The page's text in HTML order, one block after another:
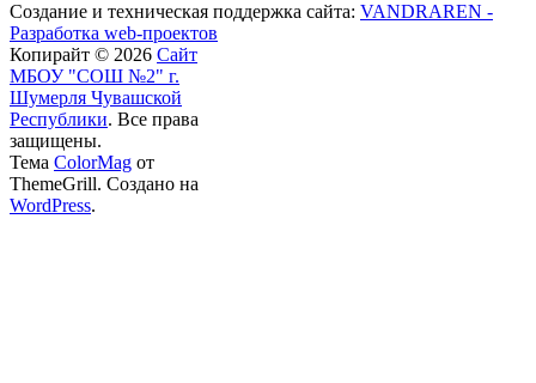
Создание и техническая поддержка сайта: VANDRAREN -
Разработка web-проектов
Копирайт © 2026 Сайт
МБОУ "СОШ №2" г.
Шумерля Чувашской
Республики. Все права
защищены.
Тема ColorMag от
ThemeGrill. Создано на
WordPress.